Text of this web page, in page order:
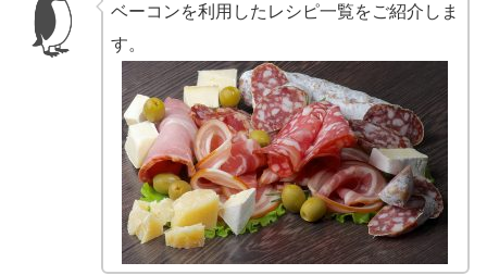
ベーコンを利用したレシピ一覧をご紹介しま
す。